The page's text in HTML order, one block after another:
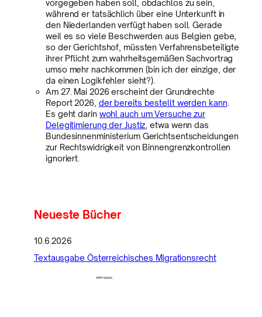
vorgegeben haben soll, obdachlos zu sein,
während er tatsächlich über eine Unterkunft in
den Niederlanden verfügt haben soll. Gerade
weil es so viele Beschwerden aus Belgien gebe,
so der Gerichtshof, müssten Verfahrensbeteiligte
ihrer Pflicht zum wahrheitsgemäßen Sachvortrag
umso mehr nachkommen (bin ich der einzige, der
da einen Logikfehler sieht?).
Am 27. Mai 2026 erscheint der Grundrechte
Report 2026, der bereits bestellt werden kann
Es geht darin wohl auch um Versuche zur
Delegitimierung der Justiz , etwa wenn das
Bundesinnenministerium Gerichtsentscheidungen
zur Rechtswidrigkeit von Binnengrenzkontrollen
ignoriert.
Neueste Bücher
10.6.2026
Textausgabe Österreichisches Migrationsrecht